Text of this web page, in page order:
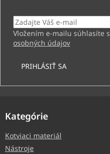
Vložením e-mailu súhlasíte s
osobných údajov
PRIHLÁSIŤ SA
Kategórie
Kotviaci materiál
Nástroje